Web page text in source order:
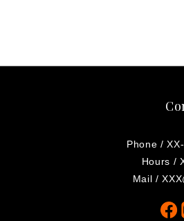
Phone /
Hours /
Mail /